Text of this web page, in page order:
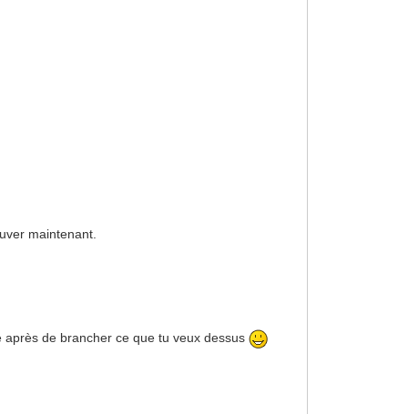
maintenant.
après de brancher ce que tu veux dessus